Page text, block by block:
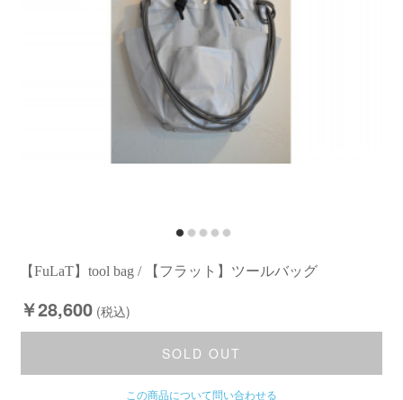
【FuLaT】tool bag / 【フラット】ツールバッグ
￥28,600 (税込)
SOLD OUT
この商品について問い合わせる